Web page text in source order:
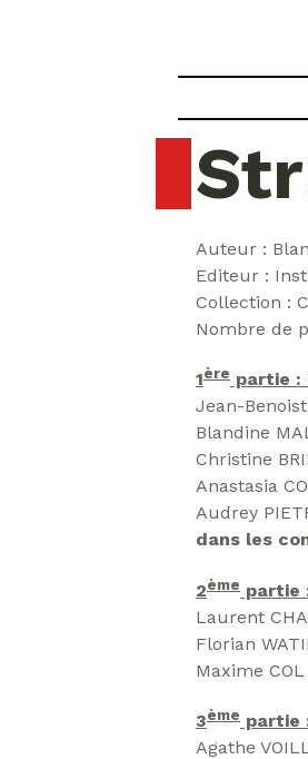
Auteur :
Editeur :
Collection :
Nombre de
1ère partie :
Jean-
Blandine
Christine
Anastasia
Audrey
dans les
2ème partie
Laurent
Florian
Maxime COL
3ème partie
Agathe